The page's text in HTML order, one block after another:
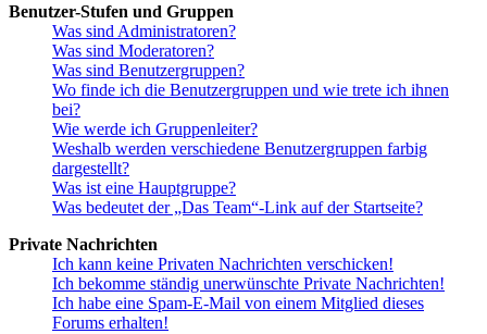
Benutzer-Stufen und Gruppen
Was sind Administratoren?
Was sind Moderatoren?
Was sind Benutzergruppen?
Wo finde ich die Benutzergruppen und wie trete ich ihnen
bei?
Wie werde ich Gruppenleiter?
Weshalb werden verschiedene Benutzergruppen farbig
dargestellt?
Was ist eine Hauptgruppe?
Was bedeutet der „Das Team“-Link auf der Startseite?
Private Nachrichten
Ich kann keine Privaten Nachrichten verschicken!
Ich bekomme ständig unerwünschte Private Nachrichten!
Ich habe eine Spam-E-Mail von einem Mitglied dieses
Forums erhalten!